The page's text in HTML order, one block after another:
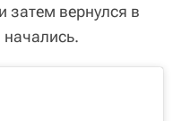
затем вернулся в